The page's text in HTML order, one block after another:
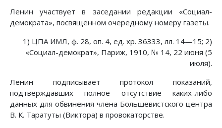
Ленин участвует в заседании редакции «Социал-
демократа», посвященном очередному номеру газеты.
1) ЦПА ИМЛ, ф. 28, оп. 4, ед. хр. 36333, лл. 14—15; 2)
«Социал-демократ», Париж, 1910, № 14, 22 июня (5
июля).
Ленин подписывает протокол показаний,
подтверждавших полное отсутствие каких-либо
данных для обвинения члена Большевистского центра
В. К. Таратуты (Виктора) в провокаторстве.